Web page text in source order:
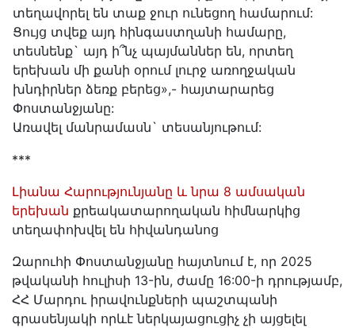
տեղավորել են տաք ջուր ունեցող համարում:
Ցույց տվեք այդ հինգաստղանի համարը,
տեսնենք` այդ ի՞նչ պայմաններ են, որտեղ
երեխան մի քանի օրում լուրջ առողջական
խնդիրներ ձեռք բերեց»,- հայտարարեց
Փոստանջյանը:
Առավել մանրամասն` տեսանյութում:
***
Լիանա Հարությունյանը և նրա 8 ամսական
երեխան քրեակատարողական հիմնարկից
տեղափոխվել են հիվանդանոց
Զարուհի Փոստանջյանը հայտնում է, որ 2025
թվականի հուլիսի 13-ին, ժամը 16:00-ի դրությամբ,
ՀՀ Մարդու իրավունքների պաշտպանի
գրասենյակի որևէ ներկայացուցիչ չի այցելել